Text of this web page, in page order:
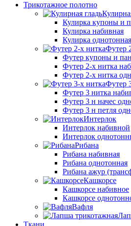
Трикотажное полотно
Кулирка купоны и
Кулирка набивная
Кулирка однотонная
Футер
Футер купоны и
Футер 2-х нитка
Футер 2-х нитка
Футер
Футер 3 нитка
Футер 3 н начес
Футер 3 н петля
Интерлок
Интерлок набивной
Интерлок
Рибана
Рибана набивная
Рибана однотонная
Рибана ажур
Кашкорсе
Кашкорсе набивное
Кашкорсе
Вафля
Ткани